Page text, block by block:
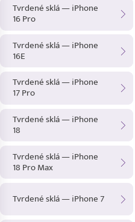
Tvrdené sklá — iPhone
16 Pro
Tvrdené sklá — iPhone
16E
Tvrdené sklá — iPhone
17 Pro
Tvrdené sklá — iPhone
18
Tvrdené sklá — iPhone
18 Pro Max
Tvrdené sklá — iPhone 7